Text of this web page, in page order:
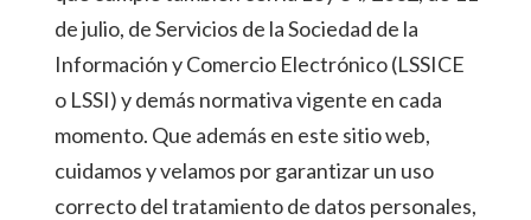
de julio, de Servicios de la Sociedad de la
Información y Comercio Electrónico (LSSICE
o LSSI) y demás normativa vigente en cada
momento. Que además en este sitio web,
cuidamos y velamos por garantizar un uso
correcto del tratamiento de datos personales,